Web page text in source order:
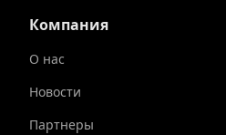
Компания
О нас
Новости
Партнеры